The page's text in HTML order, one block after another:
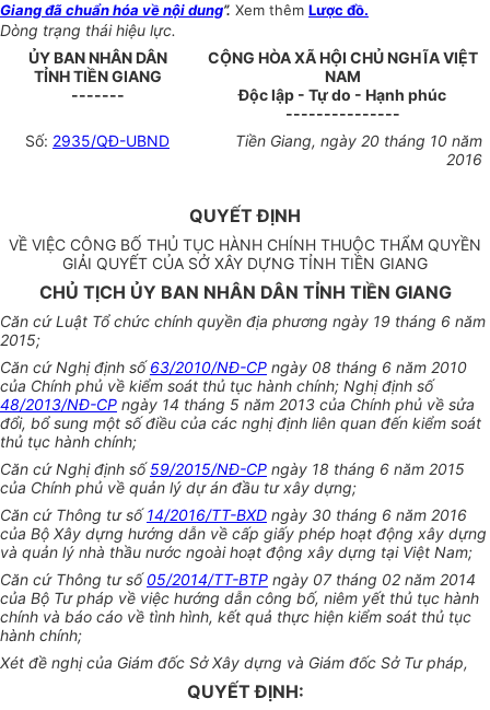
Giang đã chuẩn hóa về nội dung”. Xem thêm Lược đồ.
Dòng trạng thái hiệu lực.
ỦY BAN NHÂN DÂN
TỈNH TIỀN GIANG
-------
CỘNG HÒA XÃ HỘI CHỦ NGHĨA VIỆT
NAM
Độc lập - Tự do - Hạnh phúc
---------------
Số: 2935/QĐ-UBND Tiền Giang, ngày 20tháng 10năm
2016
QUYẾT ĐỊNH
VỀ VIỆC CÔNG BỐ THỦ TỤC HÀNH CHÍNH THUỘC THẨM QUYỀN
GIẢI QUYẾT CỦA SỞ XÂY DỰNG TỈNH TIỀN GIANG
CHỦ TỊCH ỦY BAN NHÂN DÂN TỈNH TIỀN GIANG
Căn cứ Luật Tổ chức chính quyền địa phương ngày 19 tháng 6 năm
2015;
Căn cứ Nghị định số63/2010/NĐ-CP ngày 08 tháng 6 năm 2010
của Chính phủ về kiểm soát thủ tục hành chính; Nghị định số
48/2013/NĐ-CP ngày 14 tháng 5 năm 2013 của Chính phủ về sửa
đổi, bổ sung một số điều của các nghị định liên quan đến kiểm soát
thủ tục hành chính;
Căn cứ Nghị định số59/2015/NĐ-CP ngày 18 tháng 6 năm 2015
của Chính phủ về quản lý dự án đầu tư xây dựng;
Căn cứ Thông tư số14/2016/TT-BXD ngày 30 tháng 6 năm 2016
của Bộ Xây dựng hướng dẫn về cấp giấy phép hoạt động xây dựng
và quản lý nhà thầu nước ngoài hoạt động xây dựng tại Việt Nam;
Căn cứ Thông tư số05/2014/TT-BTP ngày 07 tháng 02 năm 2014
của Bộ Tư pháp về việc hướng dẫn công bố, niêm yết thủ tục hành
chính và báo cáo về tình hình, kết quả thực hiện kiểm soát thủ tục
hành chính;
Xét đề nghị của Giám đốc Sở Xây dựng và Giám đốc Sở Tư pháp,
QUYẾT ĐỊNH: